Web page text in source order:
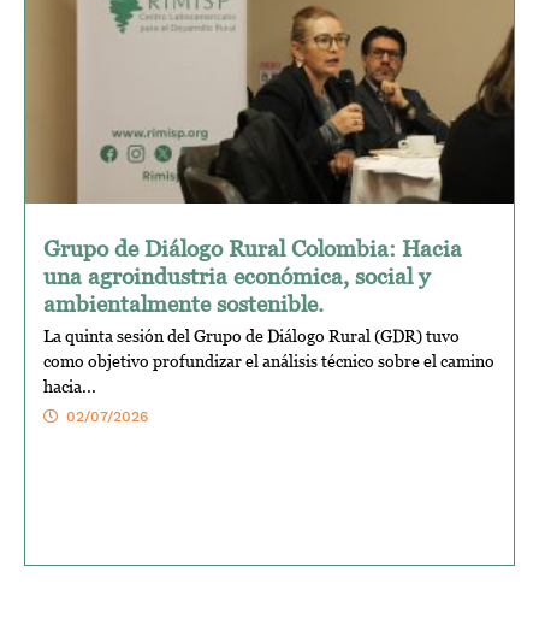
Grupo de Diálogo Rural Colombia: Hacia
una agroindustria económica, social y
ambientalmente sostenible.
La quinta sesión del Grupo de Diálogo Rural (GDR) tuvo
como objetivo profundizar el análisis técnico sobre el camino
hacia...
02/07/2026